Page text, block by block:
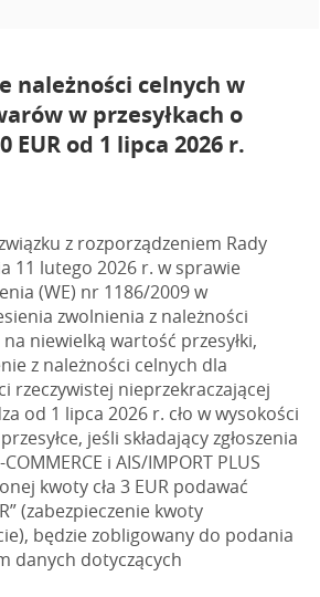
należności celnych w
w przesyłkach o
EUR od 1 lipca 2026 r.
z rozporządzeniem Rady
11 lutego 2026 r. w sprawie
(WE) nr 1186/2009 w
zwolnienia z należności
niewielką wartość przesyłki,
z należności celnych dla
rzeczywistej nieprzekraczającej
od 1 lipca 2026 r. cło w wysokości
jeśli składający zgłoszenia
i AIS/IMPORT PLUS
kwoty cła 3 EUR podawać
(zabezpieczenie kwoty
będzie zobligowany do podania
danych dotyczących